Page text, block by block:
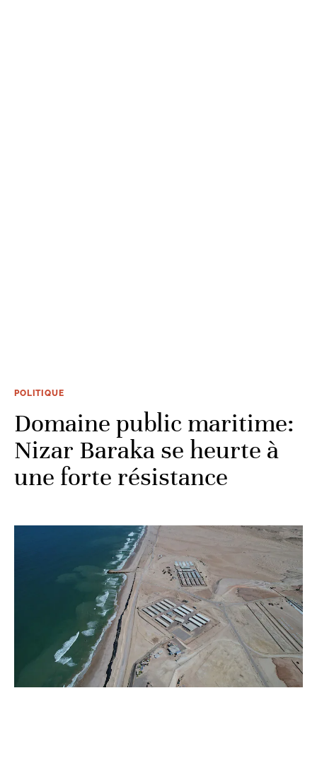
POLITIQUE
Domaine public maritime:
Nizar Baraka se heurte à
une forte résistance